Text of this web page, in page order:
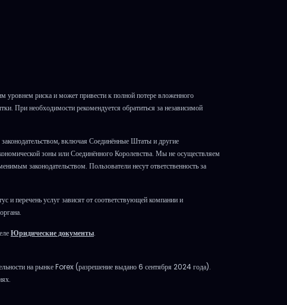
риска и может привести к полной потере вложенного
При необходимости рекомендуется обратиться за независимой
включая Соединённые Штаты и другие
зоны или Соединённого Королевства. Мы не осуществляем
законодательством. Пользователи несут ответственность за
и перечень услуг зависят от соответствующей компании и
Юридические документы.
на рынке Forex (разрешение выдано 6 сентября 2024 года).